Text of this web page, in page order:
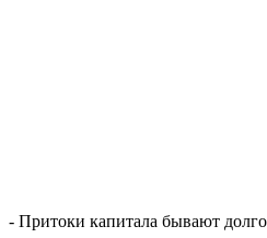
- Притоки капитала бывают